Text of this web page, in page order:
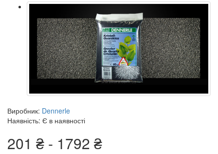
Виробник: Dennerle
Наявність: Є в наявності
201 ₴ - 1792 ₴